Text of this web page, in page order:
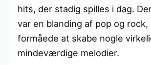
hits, der stadig spilles i dag.
var en blanding af pop og rock,
formåede at skabe nogle
mindeværdige melodier.